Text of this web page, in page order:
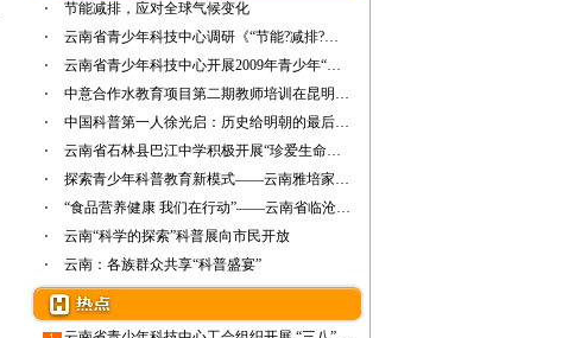
节能减排，应对全球气候变化
云南省青少年科技中心调研《“节能?减排?环保…
云南省青少年科技中心开展2009年青少年“防灾…
中意合作水教育项目第二期教师培训在昆明圆满…
中国科普第一人徐光启：历史给明朝的最后一个…
云南省石林县巴江中学积极开展“珍爱生命之水…
探索青少年科普教育新模式——云南雅培家庭科…
“食品营养健康 我们在行动”——云南省临沧…
云南“科学的探索”科普展向市民开放
云南：各族群众共享“科普盛宴”